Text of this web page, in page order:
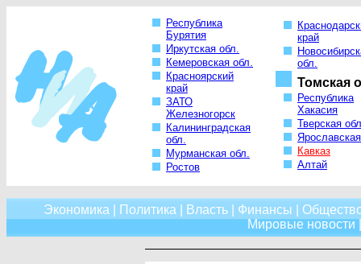
Республика
Бурятия
Иркутская обл.
Кемеровская обл.
Красноярский
край
ЗАТО
Железногорск
Калининградская
обл.
Мурманская обл.
Ростов
край
обл.
Томская
Республика
Хакасия
Тверская
Кавказ
Алтай
Экономика Политика Власть Финансы
Мировые новости